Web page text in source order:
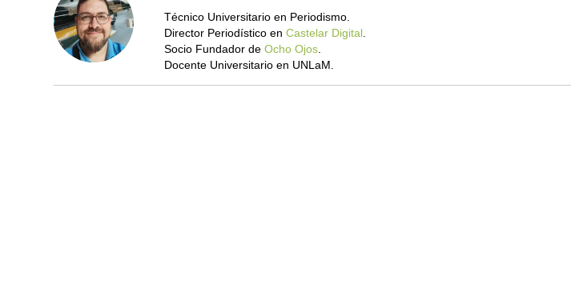
Técnico Universitario en Periodismo.
Director Periodístico en Castelar Digital.
Socio Fundador de Ocho Ojos.
Docente Universitario en UNLaM.